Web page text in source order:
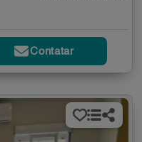
Contatar